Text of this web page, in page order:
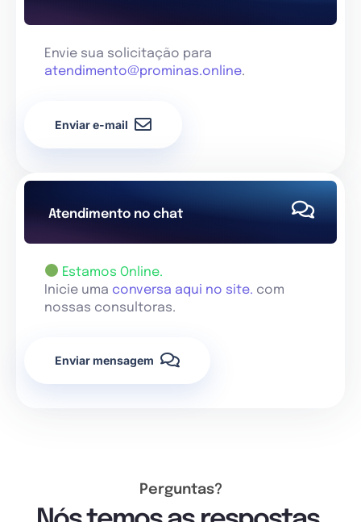
Envie sua solicitação para
atendimento@prominas.online.
Enviar e-mail
Atendimento no chat
Estamos Online.
Inicie uma conversa aqui no site. com
nossas consultoras.
Enviar mensagem
Perguntas?